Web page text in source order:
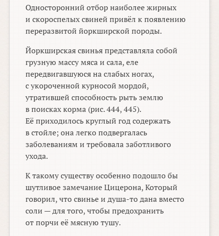
Односторонний отбор наиболее жирных
и скороспелых свиней привёл к появлению
переразвитой йоркширской породы.
Йоркширская свинья представляла собой
грузную массу мяса и сала, еле
передвигавшуюся на слабых ногах,
с укороченной курносой мордой,
утратившей способность рыть землю
в поисках корма (рис. 444, 445).
Её приходилось круглый год содержать
в стойле; она легко подвергалась
заболеваниям и требовала заботливого
ухода.
К такому существу особенно подошло бы
шутливое замечание Цицерона, Который
говорил, что свинье и душа-то дана вместо
соли — для того, чтобы предохранить
от порчи её мясную тушу.